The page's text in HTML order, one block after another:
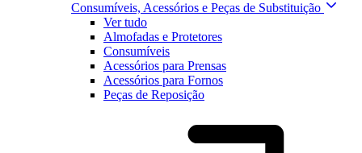
Consumíveis, Acessórios e Peças de Substituição
Ver tudo
Almofadas e Protetores
Consumíveis
Acessórios para Prensas
Acessórios para Fornos
Peças de Reposição